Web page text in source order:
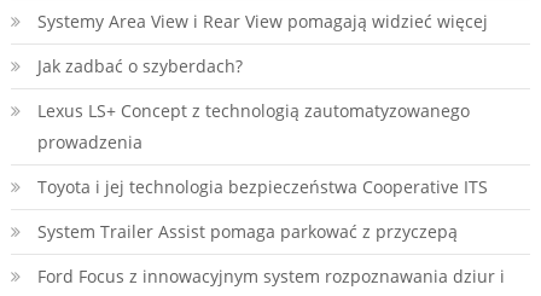
Systemy Area View i Rear View pomagają widzieć więcej
Jak zadbać o szyberdach?
Lexus LS+ Concept z technologią zautomatyzowanego
prowadzenia
Toyota i jej technologia bezpieczeństwa Cooperative ITS
System Trailer Assist pomaga parkować z przyczepą
Ford Focus z innowacyjnym system rozpoznawania dziur i